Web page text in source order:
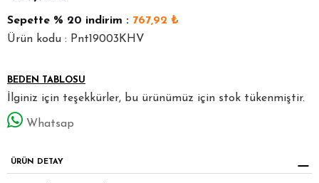
Sepette % 20 indirim : 767,92 ₺
Ürün kodu : Pnt19003KHV
BEDEN TABLOSU
İlginiz için teşekkürler, bu ürünümüz için stok tükenmiştir.
Whatsap
ÜRÜN DETAY